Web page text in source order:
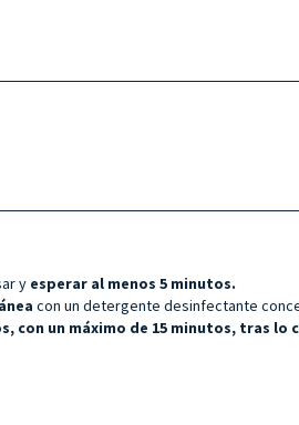
y esperar al menos 5 minutos.
con un detergente desinfectante
un máximo de 15 minutos, tras